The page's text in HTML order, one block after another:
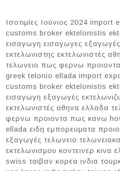
Ισοτιμίες Ιούνιος 2024
customs broker ektelonistis
εισαγωγη εισαγωγες
εκτελωνιστης εκτελωνιστές
τελωνειο πως φερνω
greek telonio ellada import
customs broker ektelonistis
εισαγωγη εξαγωγές
εκτελωνιστές αθηνα ελλαδα
φερνω προιοντα πως κανω
ellada ειδη εμπορευματα
εξαγωγές τελωνειο
εκτελωνισμου κοντεινερ κινα
swiss ταιβαν κορεα ινδια